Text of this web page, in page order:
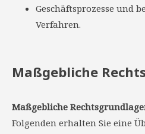
Geschäftsprozesse und
Verfahren.
Maßgebliche
Maßgebliche
Folgenden erhalten Sie eine